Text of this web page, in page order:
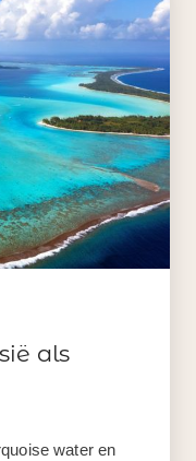
als
water en